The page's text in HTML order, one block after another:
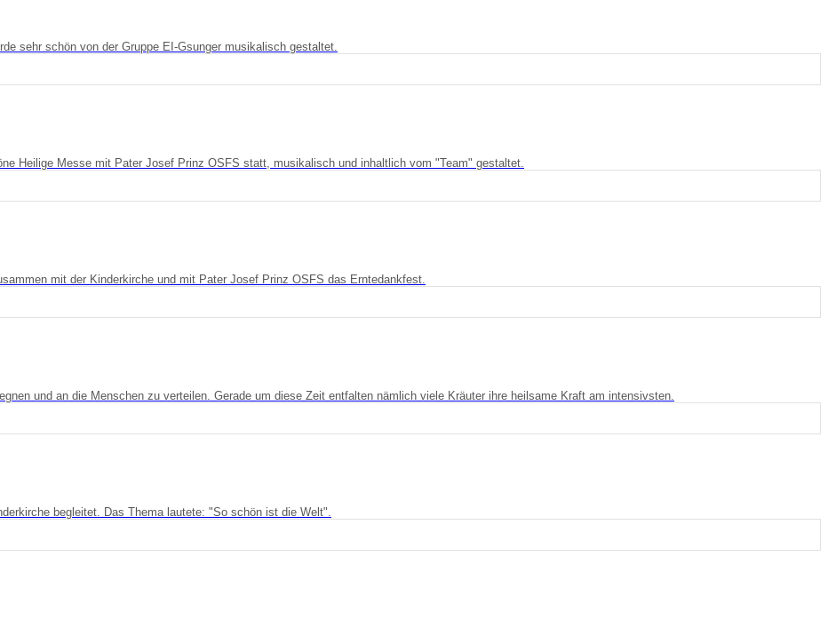
sehr schön von der Gruppe EI-Gsunger musikalisch gestaltet.
Heilige Messe mit Pater Josef Prinz OSFS statt, musikalisch und inhaltlich vom "Team" gestaltet.
mit der Kinderkirche und mit Pater Josef Prinz OSFS das Erntedankfest.
und an die Menschen zu verteilen. Gerade um diese Zeit entfalten nämlich viele Kräuter ihre heilsame Kraft am intensivsten.
begleitet. Das Thema lautete: "So schön ist die Welt".